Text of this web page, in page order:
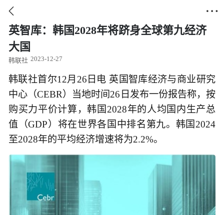
 
英智库：韩国2028年将跻身全球第九经济
大国
韩联社 2023-12-27
韩联社首尔12月26日电 英国智库经济与商业研究
中心（CEBR）当地时间26日发布一份报告称，按
购买力平价计算，韩国2028年的人均国内生产总
值（GDP）将在世界各国中排名第九。韩国2024
至2028年的平均经济增速将为2.2%。